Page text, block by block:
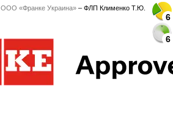
ООО «Франке Украина» – ФЛП Клименко Т.Ю.
6
6
6
6
6
6
6
6
6
6
6
6
6
6
6
6
6
6
6
6
6
6
6
6
6
6
6
6